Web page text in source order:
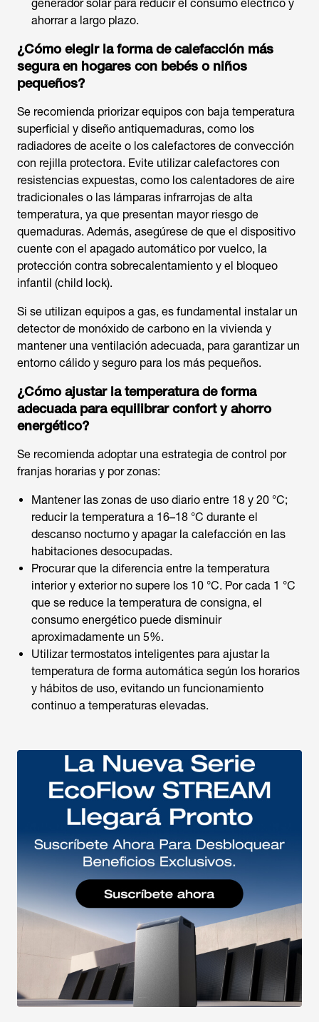
generador solar para reducir el consumo eléctrico y
ahorrar a largo plazo.
¿Cómo elegir la forma de calefacción más
segura en hogares con bebés o niños
pequeños?
Se recomienda priorizar equipos con baja temperatura
superficial y diseño antiquemaduras, como los
radiadores de aceite o los calefactores de convección
con rejilla protectora. Evite utilizar calefactores con
resistencias expuestas, como los calentadores de aire
tradicionales o las lámparas infrarrojas de alta
temperatura, ya que presentan mayor riesgo de
quemaduras. Además, asegúrese de que el dispositivo
cuente con el apagado automático por vuelco, la
protección contra sobrecalentamiento y el bloqueo
infantil (child lock).
Si se utilizan equipos a gas, es fundamental instalar un
detector de monóxido de carbono en la vivienda y
mantener una ventilación adecuada, para garantizar un
entorno cálido y seguro para los más pequeños.
¿Cómo ajustar la temperatura de forma
adecuada para equilibrar confort y ahorro
energético?
Se recomienda adoptar una estrategia de control por
franjas horarias y por zonas:
Mantener las zonas de uso diario entre 18 y 20 °C;
reducir la temperatura a 16–18 °C durante el
descanso nocturno y apagar la calefacción en las
habitaciones desocupadas.
Procurar que la diferencia entre la temperatura
interior y exterior no supere los 10 °C. Por cada 1 °C
que se reduce la temperatura de consigna, el
consumo energético puede disminuir
aproximadamente un 5%.
Utilizar termostatos inteligentes para ajustar la
temperatura de forma automática según los horarios
y hábitos de uso, evitando un funcionamiento
continuo a temperaturas elevadas.